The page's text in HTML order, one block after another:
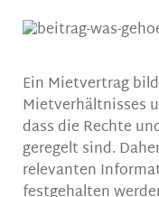
Ein Mietvertrag
Mietverhältnisses
dass die Rechte
geregelt sind.
relevanten